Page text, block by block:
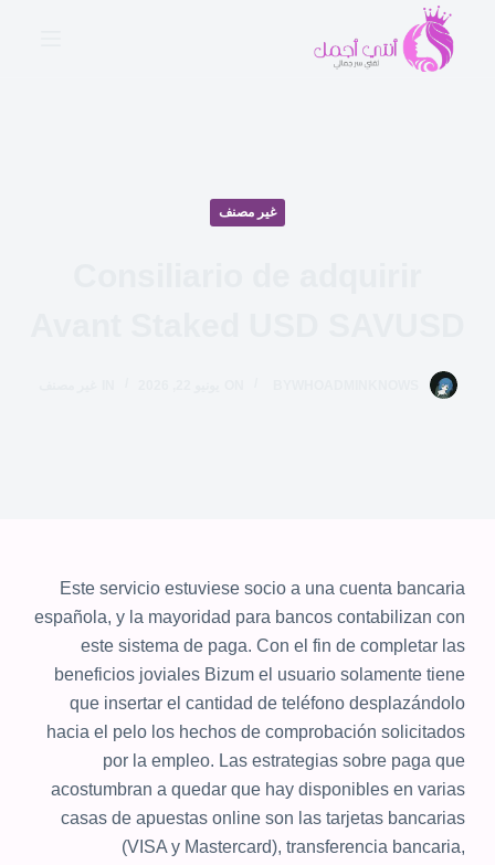
غير مصنف
Este servicio estuviese socio a una cuenta bancaria
española, y la mayoridad para bancos contabilizan con
este sistema de paga. Con el fin de completar las
beneficios joviales Bizum el usuario solamente tiene
que insertar el cantidad de teléfono desplazándolo
hacia el pelo los hechos de comprobación solicitados
por la empleo. Las estrategias sobre paga que
acostumbran a quedar que hay disponibles en varias
casas de apuestas online son las tarjetas bancarias
(VISA y Mastercard), transferencia bancaria,